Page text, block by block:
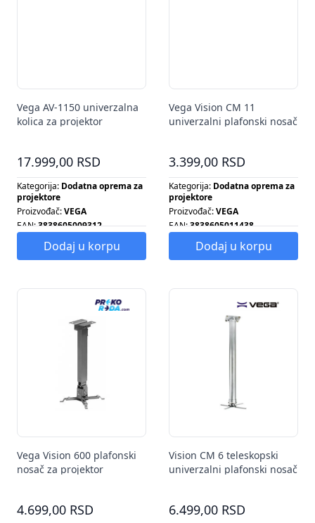
Vega AV-1150 univerzalna
kolica za projektor
17.999,00 RSD
Kategorija: Dodatna oprema za
projektore
Proizvođač:VEGA
EAN:3838605009312
Tip proizvoda:KOLICA ZA
PROJEKTORDodaj u korpu
Vega Vision CM 11
univerzalni plafonski nosač
3.399,00 RSD
Kategorija: Dodatna oprema za
projektore
Proizvođač:VEGA
EAN:3838605011438
Tip proizvoda:NOSAČ ZA
PROJEKTORDodaj u korpu
Vega Vision 600 plafonski
nosač za projektor
4.699,00 RSD
Vision CM 6 teleskopski
univerzalni plafonski nosač
6.499,00 RSD